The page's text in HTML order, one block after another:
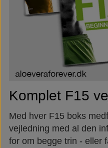
Komplet F15
Med hver F15 boks
vejledning med al den
for om begge trin - eller